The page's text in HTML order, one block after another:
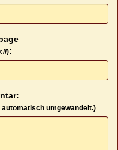
):
umgewandelt.)